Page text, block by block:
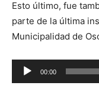
Esto último, fue
parte de la última
Municipalidad de
Reproductor
de
00:00